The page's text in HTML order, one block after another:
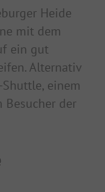
Heide
mit dem
ein gut
Alternativ
einem
Besucher der